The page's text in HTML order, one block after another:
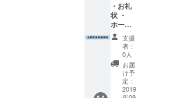
・お礼
状 ・
ホーム
ページ
作成後
パトロ
ン紹介
ページ
「仮」
での企
支援
者：
0人
お届
け予
定：
2019